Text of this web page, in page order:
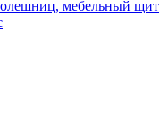
мебельный щит